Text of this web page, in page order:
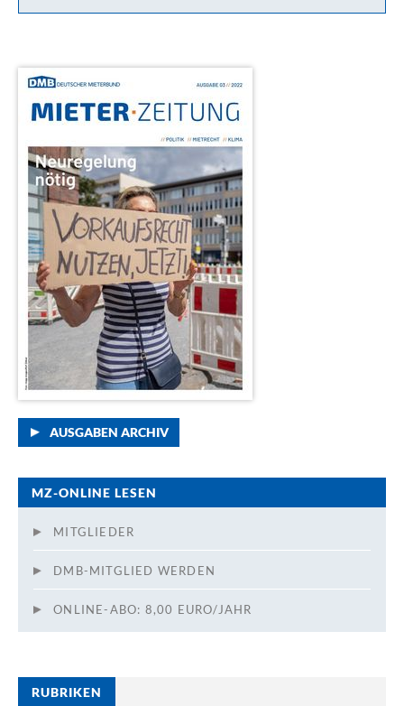
AUSGABEN ARCHIV
MZ-ONLINE LESEN
MITGLIEDER
DMB-MITGLIED WERDEN
ONLINE-ABO: 8,00 EURO/JAHR
RUBRIKEN